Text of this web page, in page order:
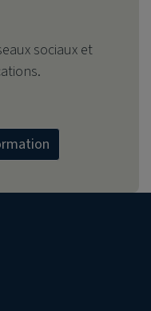
sociaux et